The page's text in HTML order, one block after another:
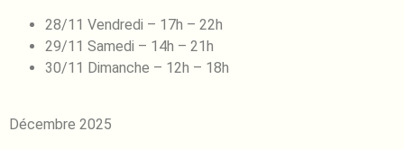
28/11 Vendredi – 17h – 22h
29/11 Samedi – 14h – 21h
30/11 Dimanche – 12h – 18h
Décembre 2025